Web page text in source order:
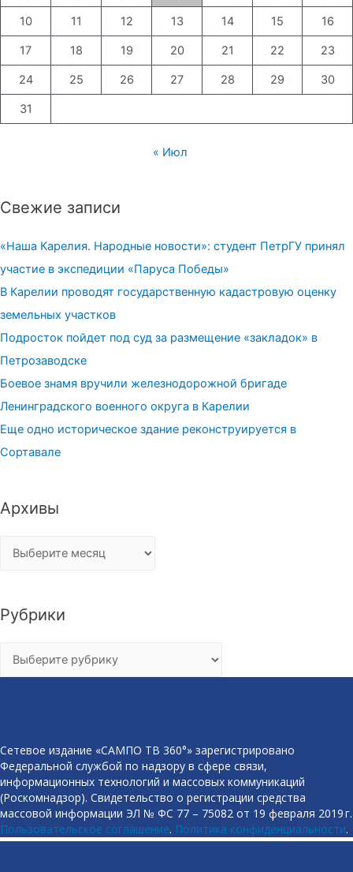
10 11 12 13 14 15 16
17 18 19 20 21 22 23
24 25 26 27 28 29 30
31
« Июл
Свежие записи
«Наша Карелия. Народные новости»: студент ПетрГУ принял
участие в экспедиции «Паруса Победы»
В Карелии проводят государственную кадастровую оценку
земельных участков
Подросток пойдет под суд за размещение «закладок» в
Петрозаводске
Боевое знамя вручили железнодорожной бригаде
Ленинградского военного округа в Карелии
Еще одно историческое здание реконструируется в
Сортавале
Архивы
Архивы
Рубрики
Рубрики
Сетевое издание «САМПО ТВ 360°» зарегистрировано
Федеральной службой по надзору в сфере связи,
информационных технологий и массовых коммуникаций
(Роскомнадзор). Свидетельство о регистрации средства
массовой информации ЭЛ № ФС 77 – 75082 от 19 февраля 2019 г.
Пользовательское соглашение. Политика конфиденциальности.